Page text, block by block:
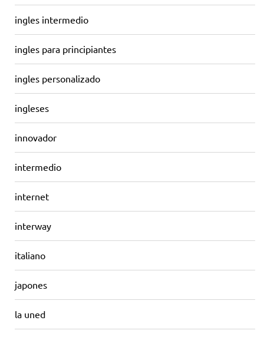
ingles intermedio
ingles para principiantes
ingles personalizado
ingleses
innovador
intermedio
internet
interway
italiano
japones
la uned